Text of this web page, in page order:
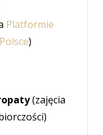
Platformie
)
(zajęcia